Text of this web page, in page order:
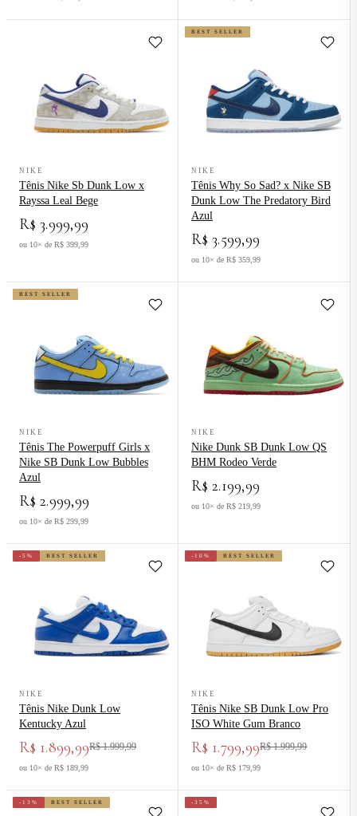
NIKE
Tênis Nike Sb Dunk Low x
Rayssa Leal Bege
R$ 3.999,99
ou 10× de R$ 399,99
BEST SELLER
NIKE
Tênis Why So Sad? x Nike SB
Dunk Low The Predatory Bird
Azul
R$ 3.599,99
ou 10× de R$ 359,99
BEST SELLER
NIKE
Tênis The Powerpuff Girls x
Nike SB Dunk Low Bubbles
Azul
R$ 2.999,99
ou 10× de R$ 299,99
NIKE
Nike Dunk SB Dunk Low QS
BHM Rodeo Verde
R$ 2.199,99
ou 10× de R$ 219,99
-5% BEST SELLER
NIKE
Tênis Nike Dunk Low
Kentucky Azul
R$ 1.899,99R$ 1.999,99
ou 10× de R$ 189,99
-10% BEST SELLER
NIKE
Tênis Nike SB Dunk Low Pro
ISO White Gum Branco
R$ 1.799,99R$ 1.999,99
ou 10× de R$ 179,99
-13% BEST SELLER -35%